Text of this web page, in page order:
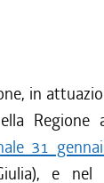
al 12/11/
al 30/
al 10/
al 22/
in
31
e